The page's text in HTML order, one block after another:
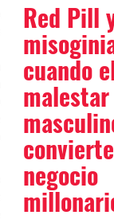
Red Pill
cuando
malestar
negocio